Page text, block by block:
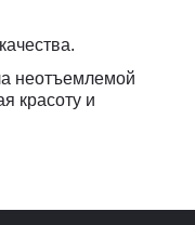
неотъемлемой
красоту и